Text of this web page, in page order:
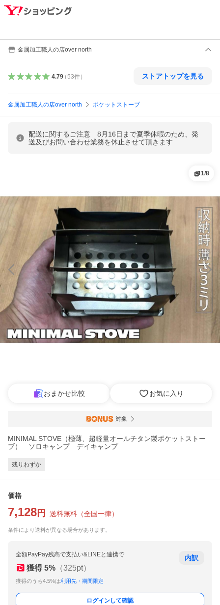
金属加工職人の店over north
4.79（53件） ストアトップを見る
金属加工職人の店over north ポケットストーブ
配送に関するご注意 8月16日まで夏季休暇のため、発
送及びお問い合わせ業務を休止させて頂きます
1/8
おまかせ比較 お気に入り
対象
MINIMAL STOVE（極薄、超軽量オールチタン製ポケットストー
ブ） ソロキャンプ デイキャンプ
残りわずか
価格
7,128 円 送料無料 （全国一律）
条件により送料が異なる場合があります。
全額PayPay残高で支払い&LINEと連携で
獲得 5% （325pt）
獲得のうち4.5%は利用先・期間限定
内訳
ログインして確認